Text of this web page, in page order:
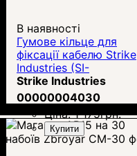
В наявності
Гумове кільце для
фіксації кабелю Strike
Industries (SI-
BANGBAND)
Strike Industries
00000004030
Ціна:1 175грн.
Купити